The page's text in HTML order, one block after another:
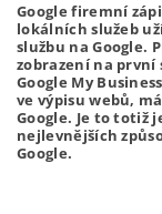
Google firemní
lokálních služeb
službu na Google.
zobrazení na první
Google My
ve výpisu webů,
Google. Je to totiž
nejlevnějších
Google.